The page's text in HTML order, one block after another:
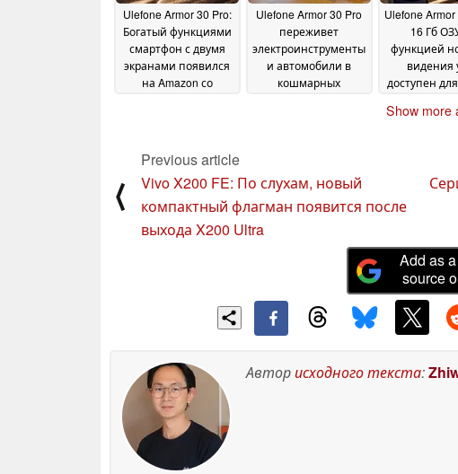
Ulefone Armor 30 Pro:
Богатый функциями
смартфон с двумя
экранами появился
на Amazon со
Ulefone Armor 30 Pro
переживет
электроинструменты
и автомобили в
кошмарных
Ulefone Armor
16 Гб
функцией
видения
доступен
Show more
⟨
Previous article
Vivo X200 FE: По слухам, новый
компактный флагман появится после
выхода X200 Ultra
Add as
source
Авторисходного текста: